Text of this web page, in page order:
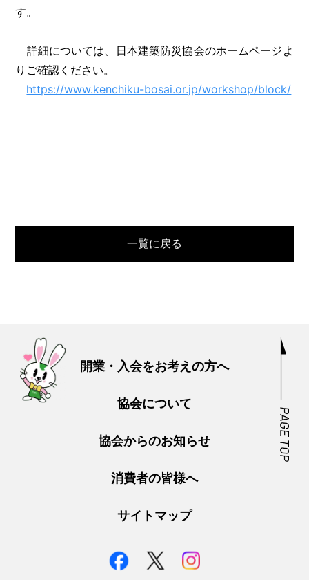
す。
詳細については、日本建築防災協会のホームページよ
りご確認ください。
https://www.kenchiku-bosai.or.jp/workshop/block/
一覧に戻る
開業・入会をお考えの方へ
協会について
協会からのお知らせ
消費者の皆様へ
サイトマップ